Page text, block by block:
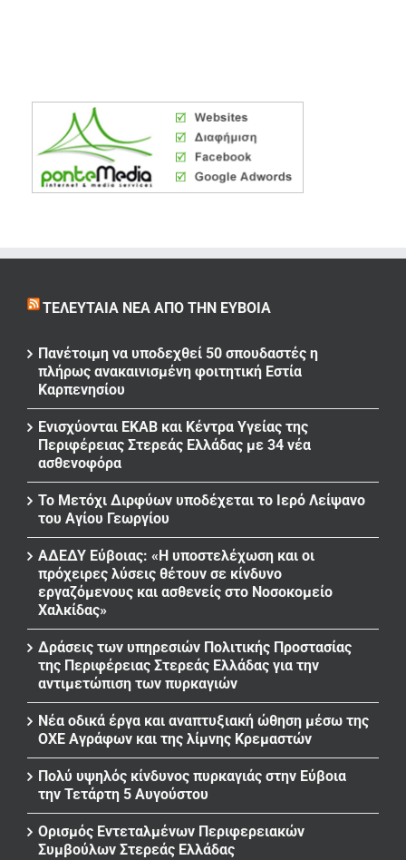
ΤΕΛΕΥΤΑΊΑ ΝΈΑ ΑΠΌ ΤΗΝ ΕΎΒΟΙΑ
Πανέτοιμη να υποδεχθεί 50 σπουδαστές η
πλήρως ανακαινισμένη φοιτητική Εστία
Καρπενησίου
Ενισχύονται ΕΚΑΒ και Κέντρα Υγείας της
Περιφέρειας Στερεάς Ελλάδας με 34 νέα
ασθενοφόρα
Το Μετόχι Διρφύων υποδέχεται το Ιερό Λείψανο
του Αγίου Γεωργίου
ΑΔΕΔΥ Εύβοιας: «Η υποστελέχωση και οι
πρόχειρες λύσεις θέτουν σε κίνδυνο
εργαζόμενους και ασθενείς στο Νοσοκομείο
Χαλκίδας»
Δράσεις των υπηρεσιών Πολιτικής Προστασίας
της Περιφέρειας Στερεάς Ελλάδας για την
αντιμετώπιση των πυρκαγιών
Νέα οδικά έργα και αναπτυξιακή ώθηση μέσω της
ΟΧΕ Αγράφων και της λίμνης Κρεμαστών
Πολύ υψηλός κίνδυνος πυρκαγιάς στην Εύβοια
την Τετάρτη 5 Αυγούστου
Ορισμός Εντεταλμένων Περιφερειακών
Συμβούλων Στερεάς Ελλάδας